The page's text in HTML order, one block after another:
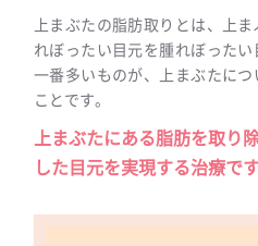
上まぶたの脂肪取りとは、上
れぼったい目元を腫れぼった
一番多いものが、上まぶたに
ことです。
上まぶたにある脂肪を取り
した目元を実現する治療で